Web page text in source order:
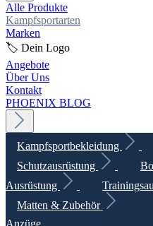
Alle Produkte
Kampfsportarten
Marken
🏷️ Dein Logo
Angebote
Über Uns
Kontakt
PHOENIX BLOG
Kampfsportbekleidung
Schutzausrüstung
Ausrüstung
Matten & Zubehör
Anzüge